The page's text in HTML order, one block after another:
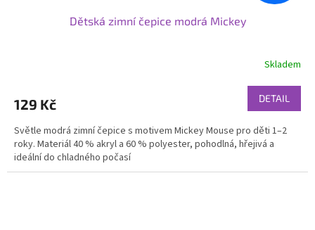
Dětská zimní čepice modrá Mickey
Skladem
129 Kč DETAIL
Světle modrá zimní čepice s motivem Mickey Mouse pro děti 1–2
roky. Materiál 40 % akryl a 60 % polyester, pohodlná, hřejivá a
ideální do chladného počasí